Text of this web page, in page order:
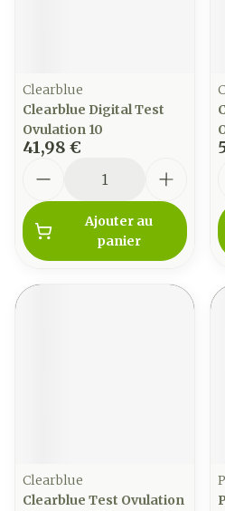
Clearblue
Clearblue Digital Test
Ovulation 10
41,98 €
Ajouter au
panier
Clearblue
Clearblue Test Ovulation